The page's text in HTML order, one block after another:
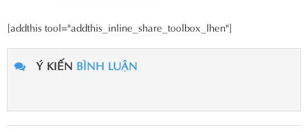
[addthis tool="addthis_inline_share_toolbox_lhen"]
Ý KIẾN BÌNH LUẬN